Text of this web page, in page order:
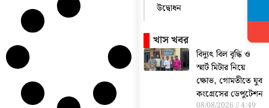
উদ্বোধন
খাস খবর
বিদ্যুৎ বিল বৃদ্ধি ও
স্মার্ট মিটার নিয়ে
ক্ষোভ, গোমতীতে যুব
কংগ্রেসের ডেপুটেশন
08/08/2026 4:49